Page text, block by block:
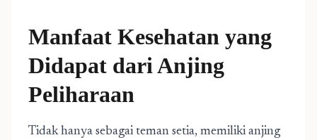
Manfaat Kesehatan yang
Didapat dari Anjing
Peliharaan
Tidak hanya sebagai teman setia, memiliki anjing